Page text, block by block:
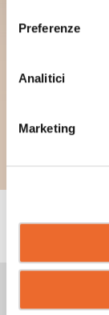
Preferenze
Analitici
Marketing
CONSIGLI